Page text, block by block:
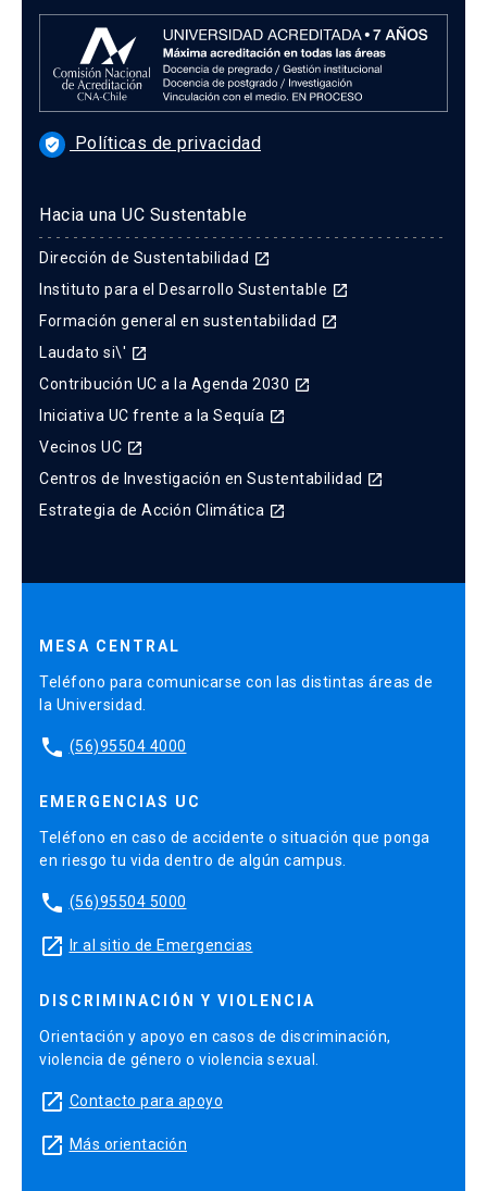
verified_user Políticas de privacidad
Hacia una UC Sustentable
Dirección de Sustentabilidad launch
Instituto para el Desarrollo Sustentable launch
Formación general en sustentabilidad launch
Laudato si\' launch
Contribución UC a la Agenda 2030 launch
Iniciativa UC frente a la Sequía launch
Vecinos UC launch
Centros de Investigación en Sustentabilidad launch
Estrategia de Acción Climática launch
MESA CENTRAL
Teléfono para comunicarse con las distintas áreas de
la Universidad.
phone (56)95504 4000
EMERGENCIAS UC
Teléfono en caso de accidente o situación que ponga
en riesgo tu vida dentro de algún campus.
phone (56)95504 5000
launch Ir al sitio de Emergencias
DISCRIMINACIÓN Y VIOLENCIA
Orientación y apoyo en casos de discriminación,
violencia de género o violencia sexual.
launch Contacto para apoyo
launch Más orientación